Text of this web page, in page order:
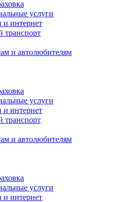
услуги
интернет
и автолюбителям
услуги
интернет
и автолюбителям
услуги
интернет